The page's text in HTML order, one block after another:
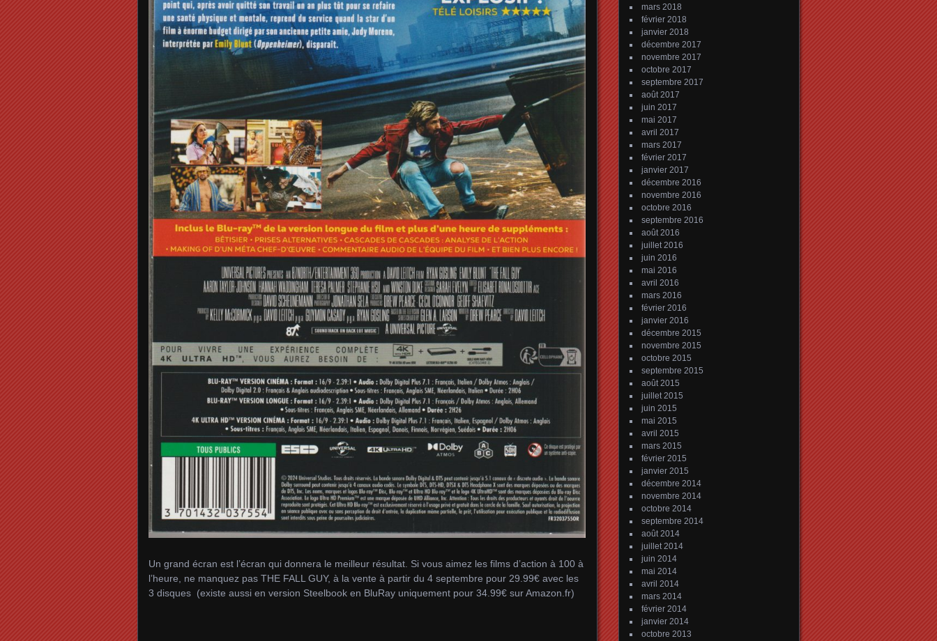
Un grand écran est l’écran qui donnera le meilleur résultat. Si vous aimez les films d’action à 100 à
l’heure, ne manquez pas THE FALL GUY, à la vente à partir du 4 septembre pour 29.99€ avec les
3 disques (existe aussi en version Steelbook en BluRay uniquement pour 34.99€ sur Amazon.fr)
mars 2018
février 2018
janvier 2018
décembre 2017
novembre 2017
octobre 2017
septembre 2017
août 2017
juin 2017
mai 2017
avril 2017
mars 2017
février 2017
janvier 2017
décembre 2016
novembre 2016
octobre 2016
septembre 2016
août 2016
juillet 2016
juin 2016
mai 2016
avril 2016
mars 2016
février 2016
janvier 2016
décembre 2015
novembre 2015
octobre 2015
septembre 2015
août 2015
juillet 2015
juin 2015
mai 2015
avril 2015
mars 2015
février 2015
janvier 2015
décembre 2014
novembre 2014
octobre 2014
septembre 2014
août 2014
juillet 2014
juin 2014
mai 2014
avril 2014
mars 2014
février 2014
janvier 2014
octobre 2013